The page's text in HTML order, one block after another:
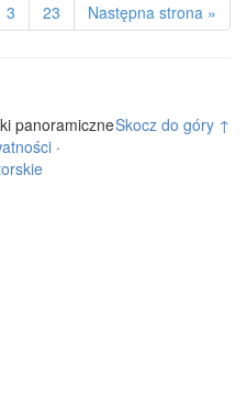
3 23 Następna strona »
Skocz do góry ↑
panoramiczne
·